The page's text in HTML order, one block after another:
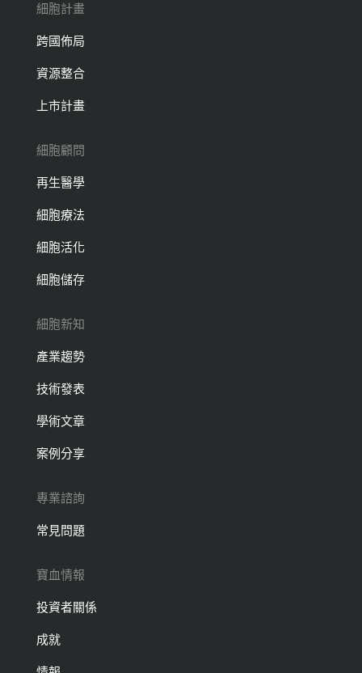
細胞計畫
跨國佈局
資源整合
上市計畫
細胞顧問
再生醫學
細胞療法
細胞活化
細胞儲存
細胞新知
產業趨勢
技術發表
學術文章
案例分享
專業諮詢
常見問題
寶血情報
投資者關係
成就